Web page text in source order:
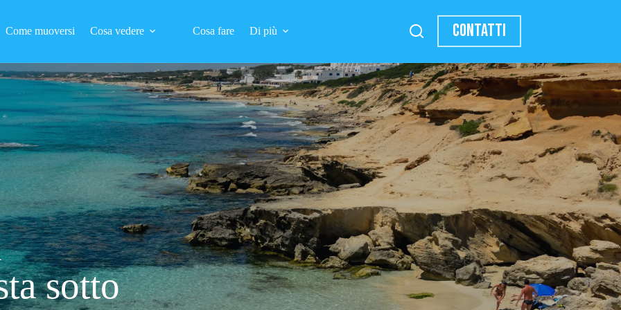
Come muoversi Cosa vedere Cosa fare Di più CONTATTI
sotto